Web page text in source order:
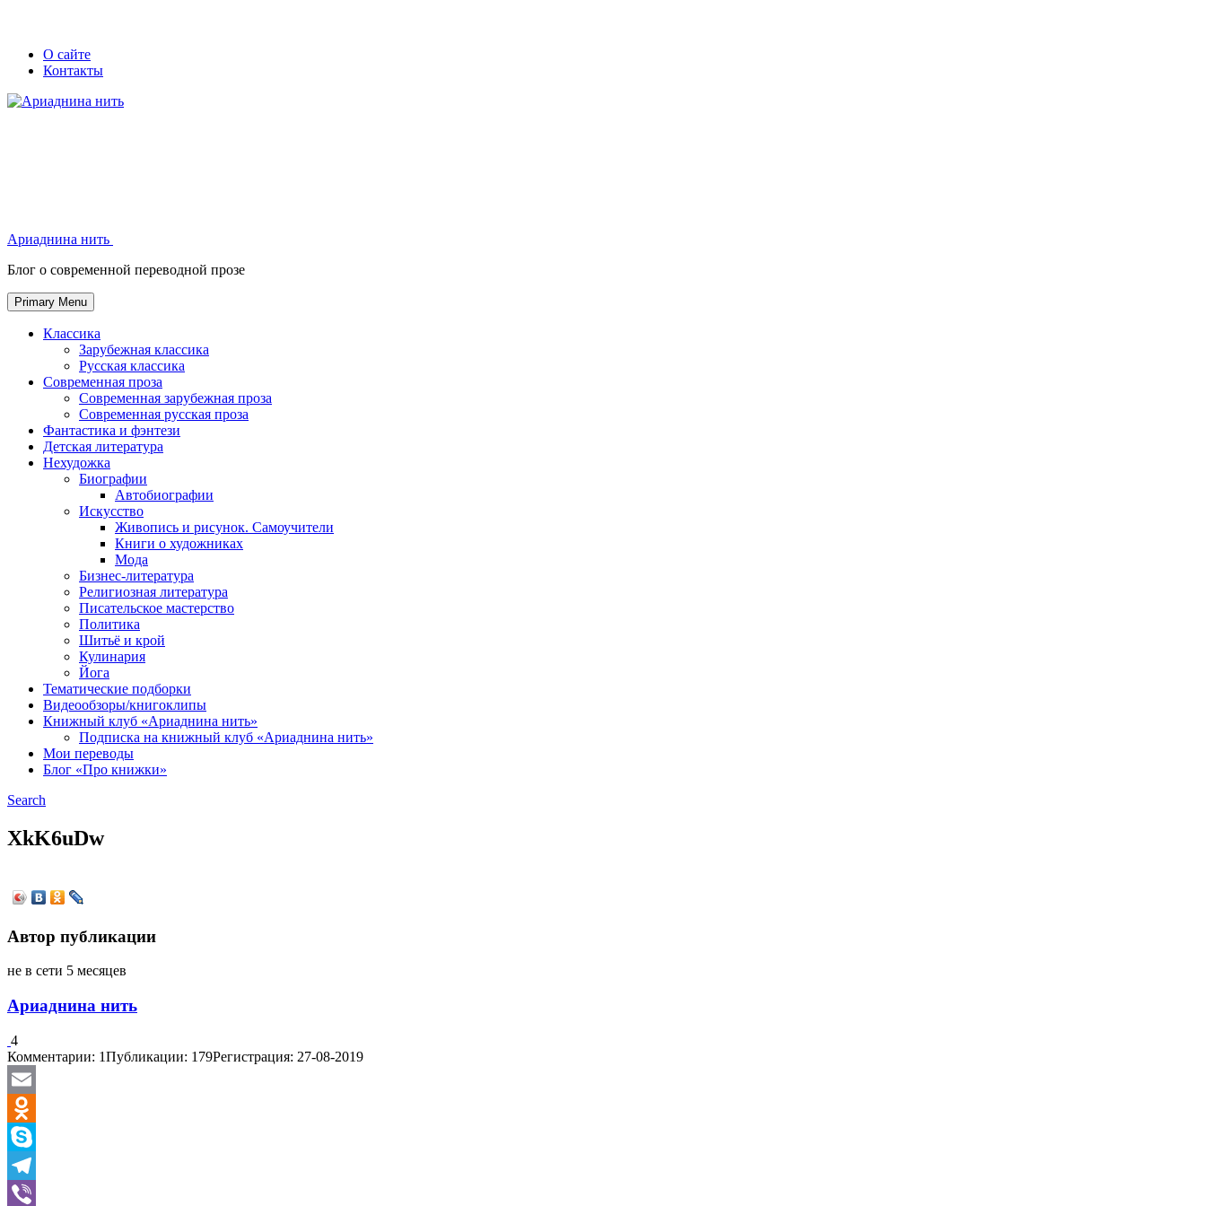
Skip
Secondary
left
navigation
Secondary
right
navigation
О сайте
Контакты
Ариаднина нить
Блог о современной переводной прозе
Primary Menu
Классика
Зарубежная классика
Русская классика
Современная проза
Современная зарубежная проза
Современная русская проза
Фантастика и фэнтези
Детская литература
Нехудожка
Биографии
Автобиографии
Искусство
Живопись и рисунок. Самоучители
Книги о художниках
Мода
Бизнес-литература
Религиозная литература
Писательское мастерство
Политика
Шитьё и крой
Кулинария
Йога
Тематические подборки
Видеообзоры/книгоклипы
Книжный клуб «Ариаднина нить»
Подписка на книжный клуб «Ариаднина нить»
Мои переводы
Блог «Про книжки»
Search
XkK6uDw
Автор публикации
не в сети 5 месяцев
Ариаднина нить
4
Комментарии: 1Публикации: 179Регистрация: 27-08-2019
Email
Odnoklassniki
Skype
Telegram